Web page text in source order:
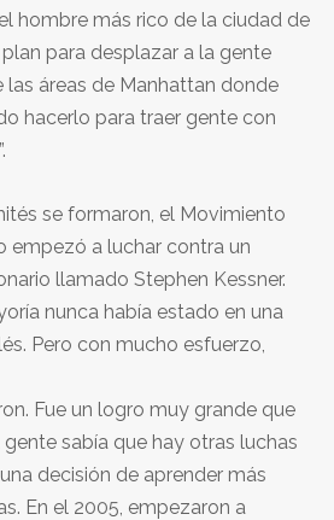
hombre más rico de la ciudad de
plan para desplazar a la gente
las áreas de Manhattan donde
hacerlo para traer gente con
se formaron, el Movimiento
empezó a luchar contra un
llamado Stephen Kessner.
nunca había estado en una
Pero con mucho esfuerzo,
Fue un logro muy grande que
sabía que hay otras luchas
decisión de aprender más
En el 2005, empezaron a